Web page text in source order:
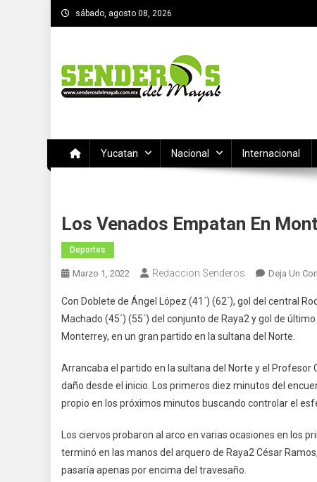
Saltar
al
sábado, agosto 08, 2026
Yucatan Nacional Internacional
Los Venados Empatan En
Deportes
Marzo 1, 2022 Redaccion Senderos Deja Un
Con Doblete de Ángel López (41´) (62´), gol del central
Machado (45´) (55´) del conjunto de Raya2 y gol de
Monterrey, en un gran partido en la sultana del Norte.
Arrancaba el partido en la sultana del Norte y el
daño desde el inicio. Los primeros diez minutos del
propio en los próximos minutos buscando controlar el
Los ciervos probaron al arco en varias ocasiones en los
terminó en las manos del arquero de Raya2 César
pasaría apenas por encima del travesaño.